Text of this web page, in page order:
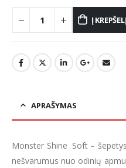
Į
APRAŠYMAS
Monster Shine Soft –
nešvarumus nuo odinių